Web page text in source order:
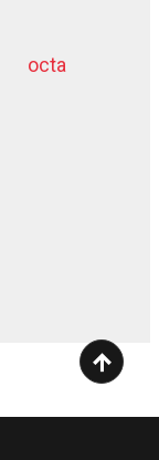
octa
dziļurbums